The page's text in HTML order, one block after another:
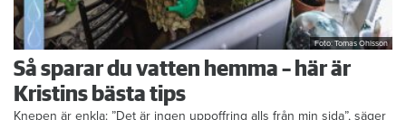
Foto: Tomas Ohlsson
Så sparar du vatten hemma – här är